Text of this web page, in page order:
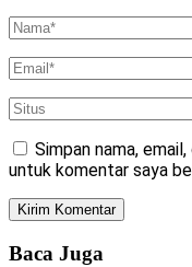
Simpan nama,
untuk komentar saya
Baca Juga